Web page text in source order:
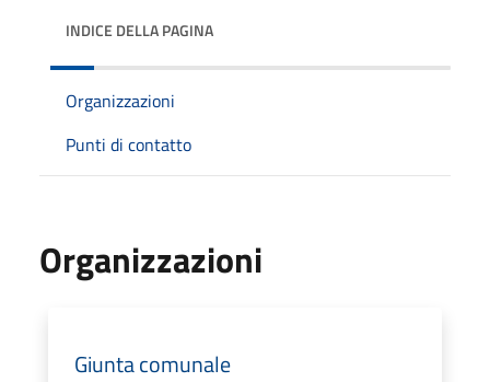
INDICE DELLA PAGINA
Organizzazioni
Punti di contatto
Organizzazioni
Giunta comunale